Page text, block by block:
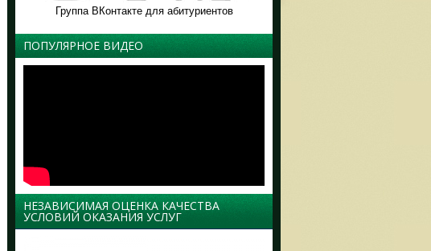
Группа ВКонтакте для абитуриентов
ПОПУЛЯРНОЕ ВИДЕО
НЕЗАВИСИМАЯ ОЦЕНКА КАЧЕСТВА
УСЛОВИЙ ОКАЗАНИЯ УСЛУГ